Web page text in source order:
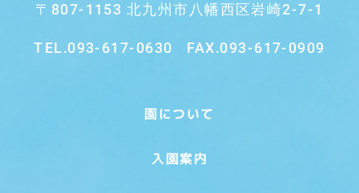
〒807-1153 北九州市八幡西区岩崎2-7-1
TEL.093-617-0630 FAX.093-617-0909
園について
入園案内